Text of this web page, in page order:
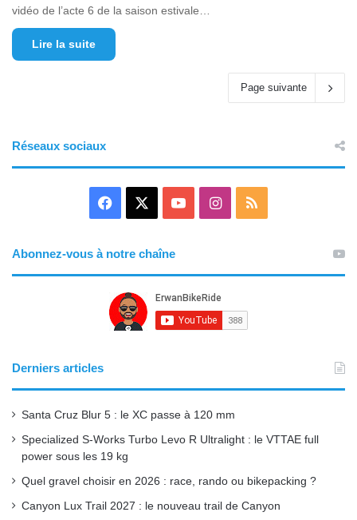
vidéo de l’acte 6 de la saison estivale…
Lire la suite
Page suivante
Réseaux sociaux
e
b
o
T
u
e
I
a
r
Abonnez-vous à notre chaîne
Derniers articles
Santa Cruz Blur 5 : le XC passe à 120 mm
Specialized S-Works Turbo Levo R Ultralight : le VTTAE full
power sous les 19 kg
Quel gravel choisir en 2026 : race, rando ou bikepacking ?
Canyon Lux Trail 2027 : le nouveau trail de Canyon